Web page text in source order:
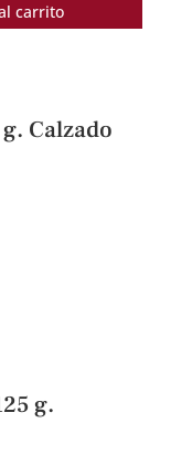
carrito
Calzado
g.